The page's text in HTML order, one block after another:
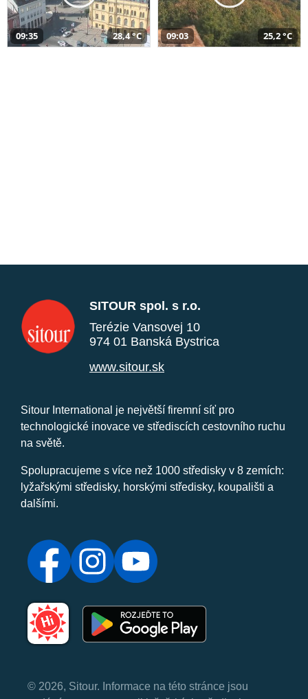
09:35 28,4 °C 09:03 25,2 °C
SITOUR spol. s r.o.
Terézie Vansovej 10
974 01 Banská Bystrica
www.sitour.sk
Sitour International je největší firemní síť pro
technologické inovace ve střediscích cestovního ruchu
na světě.
Spolupracujeme s více než 1000 středisky v 8 zemích:
lyžařskými středisky, horskými středisky, koupališti a
dalšími.
© 2026, Sitour. Informace na této stránce jsou